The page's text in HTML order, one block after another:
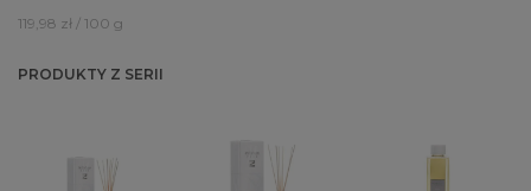
119,98 zł / 100 g
PRODUKTY Z SERII